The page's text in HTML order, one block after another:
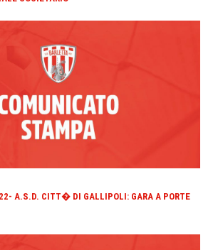
A.S.D. CITT� DI GALLIPOLI: GARA A PORTE